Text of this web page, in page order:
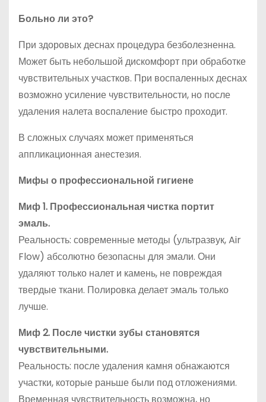
Больно ли это?
При здоровых деснах процедура безболезненна.
Может быть небольшой дискомфорт при обработке
чувствительных участков. При воспаленных деснах
возможно усиление чувствительности, но после
удаления налета воспаление быстро проходит.
В сложных случаях может применяться
аппликационная анестезия.
Мифы о профессиональной гигиене
Миф 1. Профессиональная чистка портит
эмаль.
Реальность: современные методы (ультразвук, Air
Flow) абсолютно безопасны для эмали. Они
удаляют только налет и камень, не повреждая
твердые ткани. Полировка делает эмаль только
лучше.
Миф 2. После чистки зубы становятся
чувствительными.
Реальность: после удаления камня обнажаются
участки, которые раньше были под отложениями.